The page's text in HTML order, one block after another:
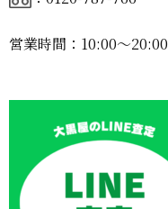
営業時間：10:00〜20:00